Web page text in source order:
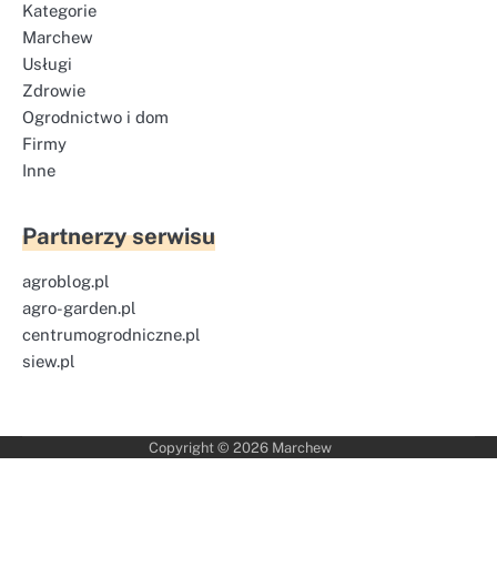
Kategorie
Marchew
Usługi
Zdrowie
Ogrodnictwo i dom
Firmy
Inne
Partnerzy serwisu
agroblog.pl
agro-garden.pl
centrumogrodniczne.pl
siew.pl
Copyright © 2026 Marchew